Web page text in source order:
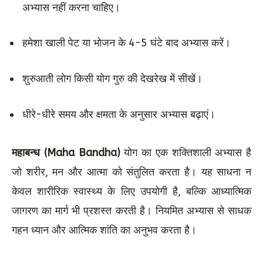
अभ्यास नहीं करना चाहिए।
हमेशा खाली पेट या भोजन के 4-5 घंटे बाद अभ्यास करें।
शुरुआती लोग किसी योग गुरु की देखरेख में सीखें।
धीरे-धीरे समय और क्षमता के अनुसार अभ्यास बढ़ाएं।
महाबन्ध (Maha Bandha)योग का एक शक्तिशाली अभ्यास है
जो शरीर, मन और आत्मा को संतुलित करता है। यह साधना न
केवल शारीरिक स्वास्थ्य के लिए उपयोगी है, बल्कि आध्यात्मिक
जागरण का मार्ग भी प्रशस्त करती है। नियमित अभ्यास से साधक
गहन ध्यान और आत्मिक शांति का अनुभव करता है।